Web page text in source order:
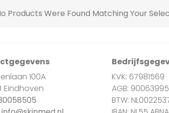
Products Were Found Matching Your
100A
Eindhoven
KVK: 67981569
AGB: 90063995
BTW: